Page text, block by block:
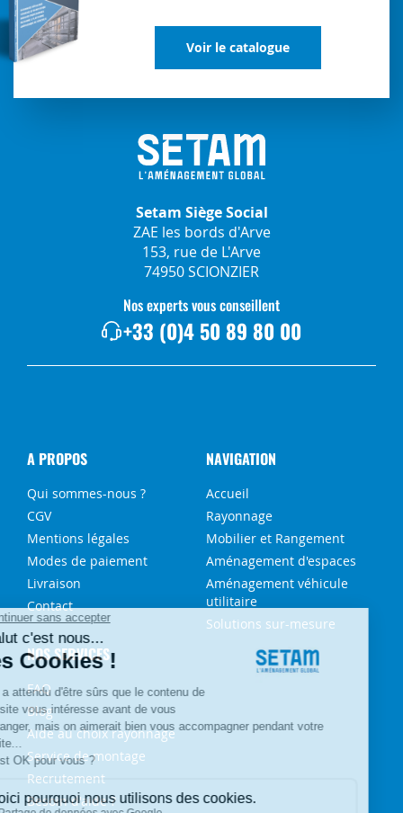
Voir le catalogue
Setam Siège Social
ZAE les bords d'Arve
153, rue de L'Arve
74950 SCIONZIER
Nos experts vous conseillent
+33 (0)4 50 89 80 00
A PROPOS
Qui sommes-nous ?
CGV
Mentions légales
Modes de paiement
Livraison
Contact
NAVIGATION
Accueil
Rayonnage
Mobilier et Rangement
Aménagement d'espaces
Aménagement véhicule
utilitaire
Solutions sur-mesure
NOS SERVICES
FAQ
Blog
Aide au choix rayonnage
Service de montage
Recrutement
Besoin d'aide ?